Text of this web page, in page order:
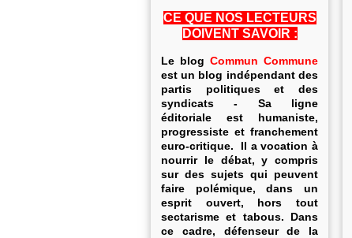
CE QUE NOS LECTEURS
DOIVENT SAVOIR :
Le blog Commun Commune
est un blog indépendant des
partis politiques et des
syndicats - Sa ligne
éditoriale est humaniste,
progressiste et franchement
euro-critique. Il a vocation à
nourrir le débat, y compris
sur des sujets qui peuvent
faire polémique, dans un
esprit ouvert, hors tout
sectarisme et tabous. Dans
ce cadre, défenseur de la